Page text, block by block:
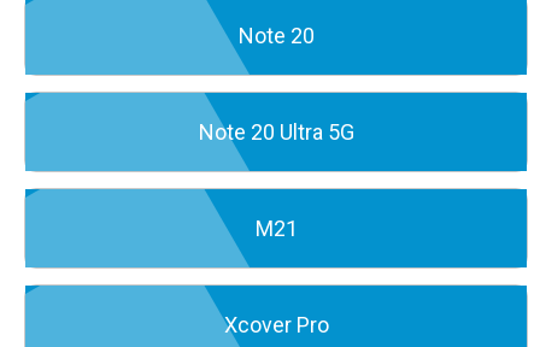
Note 20
Note 20 Ultra 5G
M21
Xcover Pro